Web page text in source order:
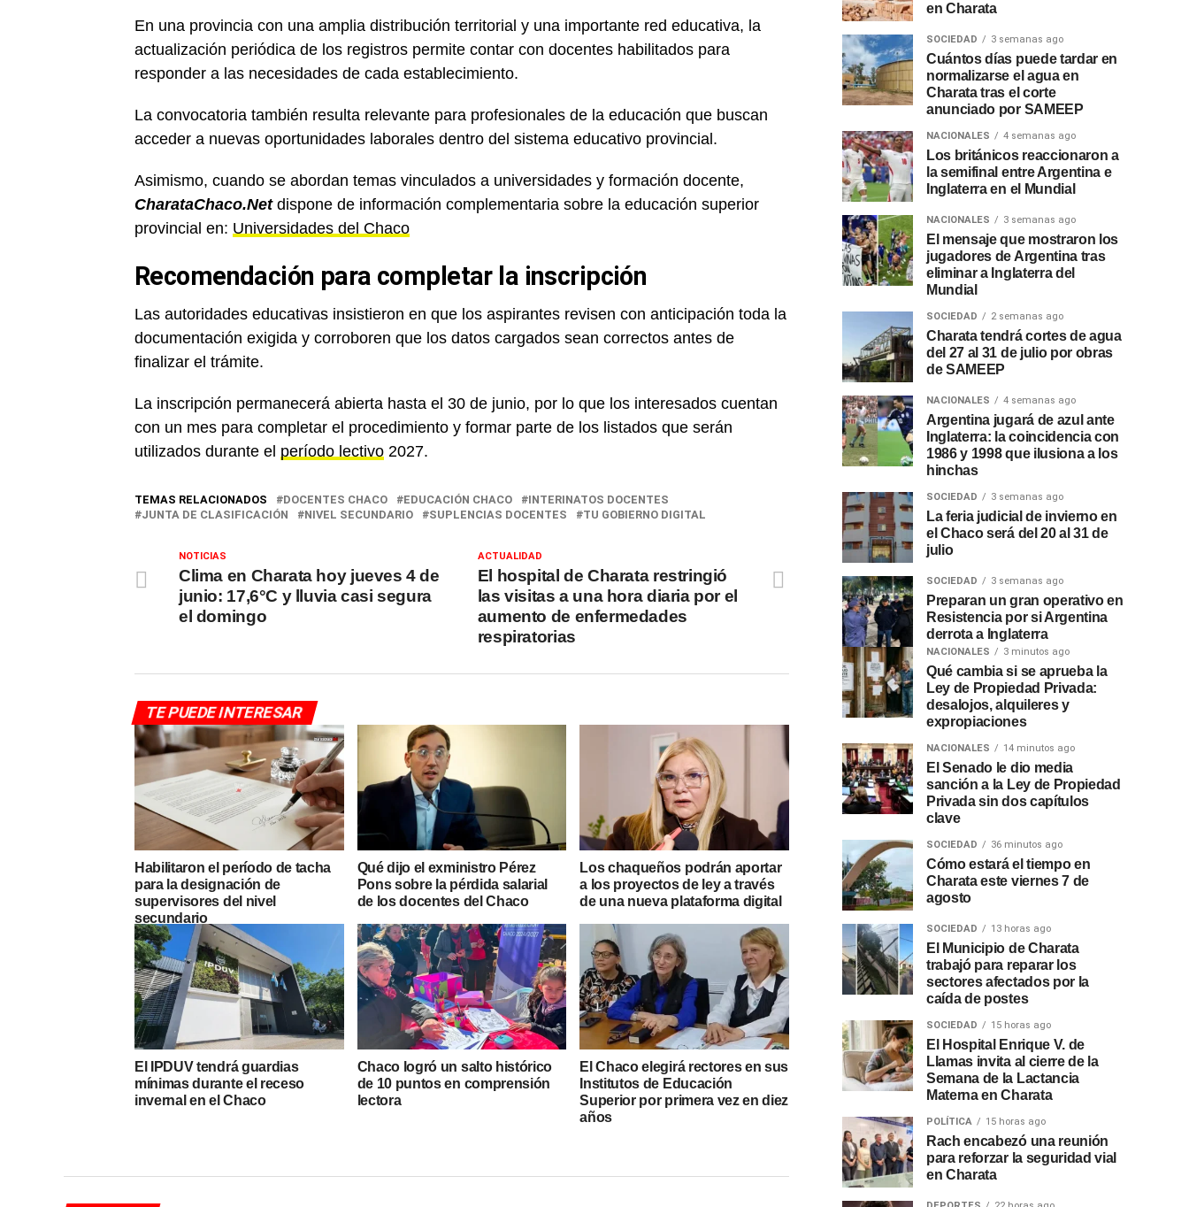
En una provincia con una amplia distribución territorial y una importante red educativa, la
actualización periódica de los registros permite contar con docentes habilitados para
responder a las necesidades de cada establecimiento.
La convocatoria también resulta relevante para profesionales de la educación que buscan
acceder a nuevas oportunidades laborales dentro del sistema educativo provincial.
Asimismo, cuando se abordan temas vinculados a universidades y formación docente,
CharataChaco.Netdispone de información complementaria sobre la educación superior
provincial en: Universidades del Chaco
Recomendación para completar la inscripción
Las autoridades educativas insistieron en que los aspirantes revisen con anticipación toda la
documentación exigida y corroboren que los datos cargados sean correctos antes de
finalizar el trámite.
La inscripción permanecerá abierta hasta el 30 de junio, por lo que los interesados cuentan
con un mes para completar el procedimiento y formar parte de los listados que serán
utilizados durante el período lectivo 2027.
TEMAS RELACIONADOS DOCENTES CHACO EDUCACIÓN CHACO
INTERINATOS DOCENTES
JUNTA DE CLASIFICACIÓN
NIVEL SECUNDARIO SUPLENCIAS DOCENTES TU GOBIERNO DIGITAL
ACTUALIDAD
El hospital de Charata restringió
las visitas a una hora diaria por el
aumento de enfermedades
respiratorias
NOTICIAS
Clima en Charata hoy jueves 4 de
junio: 17,6°C y lluvia casi segura
el domingo
TE PUEDE INTERESAR
Habilitaron el período de tacha
para la designación de
supervisores del nivel
secundario
Qué dijo el exministro Pérez
Pons sobre la pérdida salarial
de los docentes del Chaco
Los chaqueños podrán aportar
a los proyectos de ley a través
de una nueva plataforma digital
El IPDUV tendrá guardias
mínimas durante el receso
invernal en el Chaco
Chaco logró un salto histórico
de 10 puntos en comprensión
lectora
El Chaco elegirá rectores en sus
Institutos de Educación
Superior por primera vez en diez
años
en Charata
SOCIEDAD 3 semanas ago
Cuántos días puede tardar en
normalizarse el agua en
Charata tras el corte
anunciado por SAMEEP
NACIONALES 4 semanas ago
Los británicos reaccionaron a
la semifinal entre Argentina e
Inglaterra en el Mundial
NACIONALES 3 semanas ago
El mensaje que mostraron los
jugadores de Argentina tras
eliminar a Inglaterra del
Mundial
SOCIEDAD 2 semanas ago
Charata tendrá cortes de agua
del 27 al 31 de julio por obras
de SAMEEP
NACIONALES 4 semanas ago
Argentina jugará de azul ante
Inglaterra: la coincidencia con
1986 y 1998 que ilusiona a los
hinchas
SOCIEDAD 3 semanas ago
La feria judicial de invierno en
el Chaco será del 20 al 31 de
julio
SOCIEDAD 3 semanas ago
Preparan un gran operativo en
Resistencia por si Argentina
derrota a Inglaterra
NACIONALES 3 minutos ago
Qué cambia si se aprueba la
Ley de Propiedad Privada:
desalojos, alquileres y
expropiaciones
NACIONALES 14 minutos ago
El Senado le dio media
sanción a la Ley de Propiedad
Privada sin dos capítulos
clave
SOCIEDAD 36 minutos ago
Cómo estará el tiempo en
Charata este viernes 7 de
agosto
SOCIEDAD 13 horas ago
El Municipio de Charata
trabajó para reparar los
sectores afectados por la
caída de postes
SOCIEDAD 15 horas ago
El Hospital Enrique V. de
Llamas invita al cierre de la
Semana de la Lactancia
Materna en Charata
POLÍTICA 15 horas ago
Rach encabezó una reunión
para reforzar la seguridad vial
en Charata